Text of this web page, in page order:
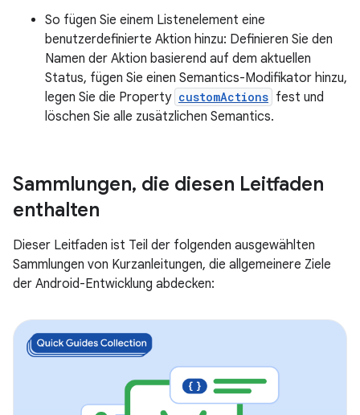
So fügen Sie einem Listenelement eine
benutzerdefinierte Aktion hinzu: Definieren Sie den
Namen der Aktion basierend auf dem aktuellen
Status, fügen Sie einen Semantics-Modifikator hinzu,
legen Sie die Property customActions fest und
löschen Sie alle zusätzlichen Semantics.
Sammlungen, die diesen Leitfaden
enthalten
Dieser Leitfaden ist Teil der folgenden ausgewählten
Sammlungen von Kurzanleitungen, die allgemeinere Ziele
der Android-Entwicklung abdecken: